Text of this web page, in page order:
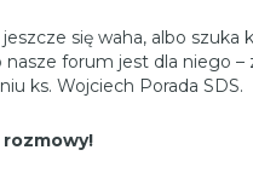
się waha, albo szuka
nasze forum jest dla niego –
ks. Wojciech Porada SDS.
rozmowy!